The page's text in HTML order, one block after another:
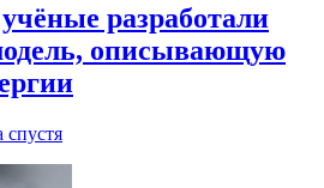
разработали
описывающую
спустя